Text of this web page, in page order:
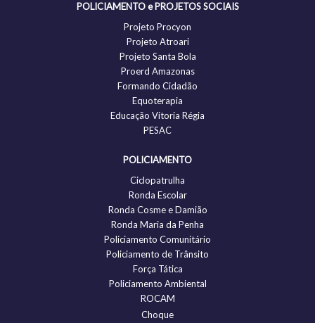
POLICIAMENTO e PROJETOS SOCIAIS
Projeto Procyon
Projeto Atroari
Projeto Santa Bola
Proerd Amazonas
Formando Cidadão
Equoterapia
Educação Vitoria Régia
PESAC
POLICIAMENTO
Ciclopatrulha
Ronda Escolar
Ronda Cosme e Damião
Ronda Maria da Penha
Policiamento Comunitário
Policiamento de Trânsito
Força Tática
Policiamento Ambiental
ROCAM
Choque